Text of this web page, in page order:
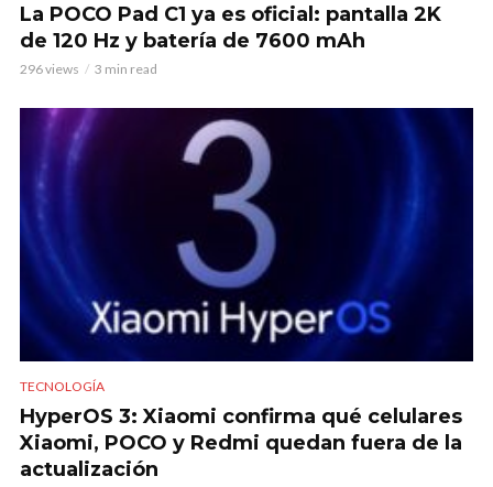
La POCO Pad C1 ya es oficial: pantalla 2K
de 120 Hz y batería de 7600 mAh
296 views 3 min read
TECNOLOGÍA
HyperOS 3: Xiaomi confirma qué celulares
Xiaomi, POCO y Redmi quedan fuera de la
actualización